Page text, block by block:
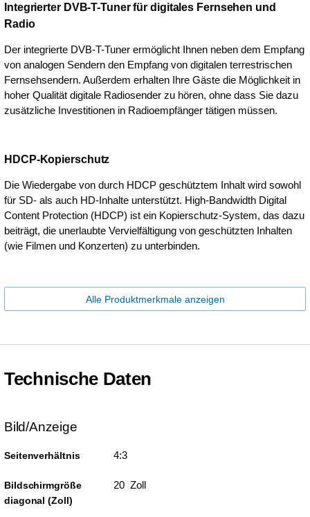
Integrierter DVB-T-Tuner für digitales Fernsehen und
Radio
Der integrierte DVB-T-Tuner ermöglicht Ihnen neben dem Empfang
von analogen Sendern den Empfang von digitalen terrestrischen
Fernsehsendern. Außerdem erhalten Ihre Gäste die Möglichkeit in
hoher Qualität digitale Radiosender zu hören, ohne dass Sie dazu
zusätzliche Investitionen in Radioempfänger tätigen müssen.
HDCP-Kopierschutz
Die Wiedergabe von durch HDCP geschütztem Inhalt wird sowohl
für SD- als auch HD-Inhalte unterstützt. High-Bandwidth Digital
Content Protection (HDCP) ist ein Kopierschutz-System, das dazu
beiträgt, die unerlaubte Vervielfältigung von geschützten Inhalten
(wie Filmen und Konzerten) zu unterbinden.
Alle Produktmerkmale anzeigen
Technische Daten
Bild/Anzeige
Seitenverhältnis 4:3
Bildschirmgröße
diagonal (Zoll)
20 Zoll